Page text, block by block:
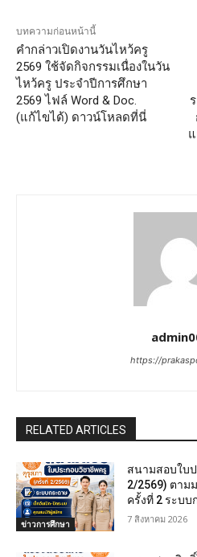
บทความก่อนหน้านี้
คำกล่าวเปิดงานวันไหว้ครู
2569 ใช้จัดกิจกรรมเนื่องในวัน
ไหว้ครู ประจำปีการศึกษา
2569 ไฟล์ Word & Doc.
(แก้ไขได้) ดาวน์โหลดที่นี่
https://
RELATED ARTICLES
ข่าวการศึกษา
สนามสอบใบ
2/2569) ตาม
ครั้งที่ 2 ระบบ
7 สิงหาคม 2026